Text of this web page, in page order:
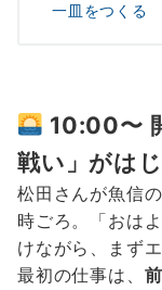
一皿をつくる
10:00〜
戦い」がは
松田さんが魚信
時ごろ。「おは
けながら、まず
最初の仕事は、